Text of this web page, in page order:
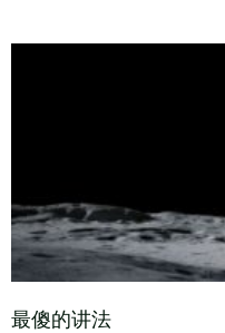
最傻的讲法